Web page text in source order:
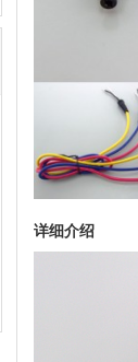
详细介绍